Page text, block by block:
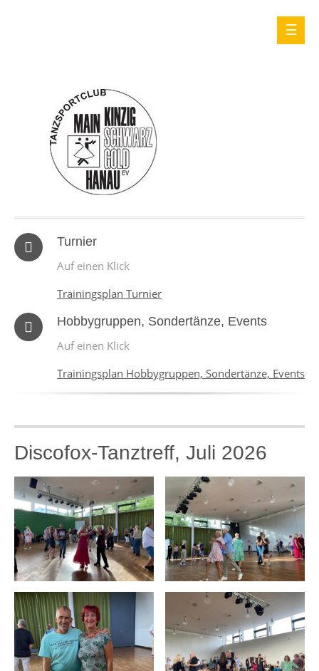
Turnier
Auf einen Klick
Trainingsplan Turnier
Hobbygruppen, Sondertänze, Events
Auf einen Klick
Trainingsplan Hobbygruppen, Sondertänze, Events
Discofox-Tanztreff, Juli 2026